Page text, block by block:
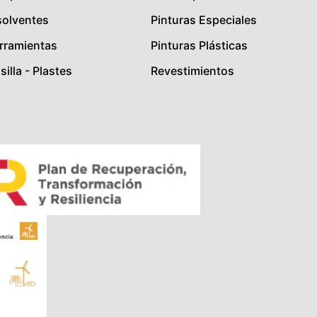
- Plastes
Pinturas Especiales
Pinturas Plásticas
Revestimientos